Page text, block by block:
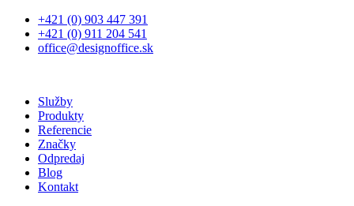
Preskočiť
obsah
+421 (0) 903 447 391
+421 (0) 911 204 541
office@designoffice.sk
Služby
Produkty
Referencie
Značky
Odpredaj
Blog
Kontakt